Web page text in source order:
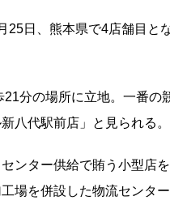
25日、熊本県で4店舗目と
分の場所に立地。一番の
八代駅前店」と見られる。
ンター供給で賄う小型店
場を併設した物流センタ